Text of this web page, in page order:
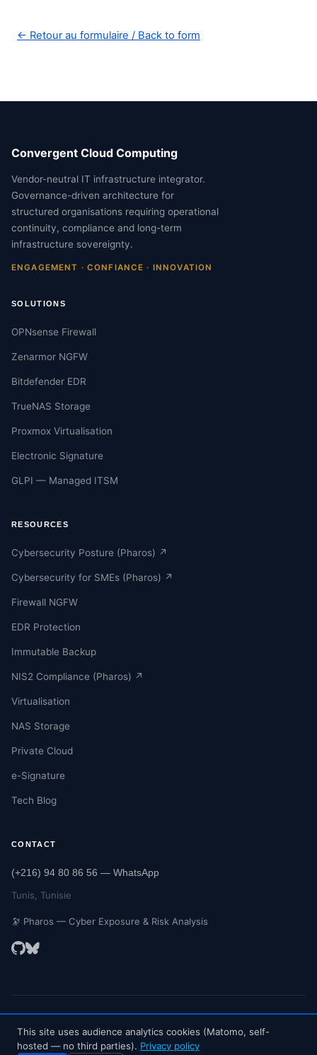
← Retour au formulaire / Back to form
Convergent Cloud Computing
Vendor-neutral IT infrastructure integrator.
Governance-driven architecture for
structured organisations requiring operational
continuity, compliance and long-term
infrastructure sovereignty.
ENGAGEMENT · CONFIANCE · INNOVATION
SOLUTIONS
OPNsense Firewall
Zenarmor NGFW
Bitdefender EDR
TrueNAS Storage
Proxmox Virtualisation
Electronic Signature
GLPI — Managed ITSM
RESOURCES
Cybersecurity Posture (Pharos) ↗
Cybersecurity for SMEs (Pharos) ↗
Firewall NGFW
EDR Protection
Immutable Backup
NIS2 Compliance (Pharos) ↗
Virtualisation
NAS Storage
Private Cloud
e-Signature
Tech Blog
CONTACT
(+216) 94 80 86 56 — WhatsApp
Tunis, Tunisie
🔭 Pharos — Cyber Exposure & Risk Analysis
🔒 Secured with CSP · HSTS · SRI — we secure ourselves before we
This site uses audience analytics cookies (Matomo, self-
hosted — no third parties). Privacy policy